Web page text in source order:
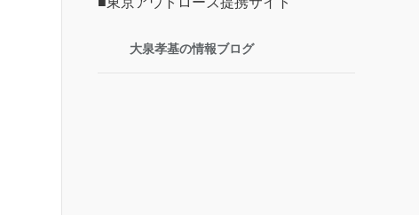
大泉孝基の情報ブログ